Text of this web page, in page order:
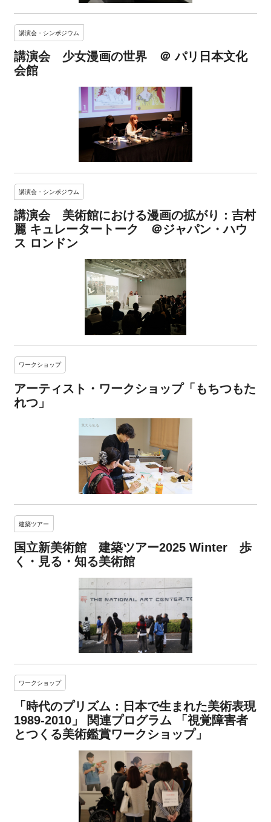
講演会・シンポジウム
講演会 少女漫画の世界 ＠ パリ日本文化
会館
講演会・シンポジウム
講演会 美術館における漫画の拡がり：吉村
麗 キュレータートーク ＠ジャパン・ハウ
ス ロンドン
ワークショップ
アーティスト・ワークショップ「もちつもた
れつ」
建築ツアー
国立新美術館 建築ツアー2025 Winter 歩
く・見る・知る美術館
ワークショップ
「時代のプリズム：日本で生まれた美術表現
1989-2010」 関連プログラム 「視覚障害者
とつくる美術鑑賞ワークショップ」